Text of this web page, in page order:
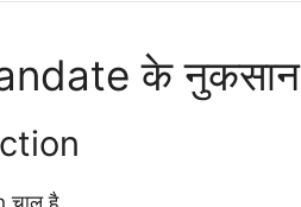
के नुकसान
चालू है